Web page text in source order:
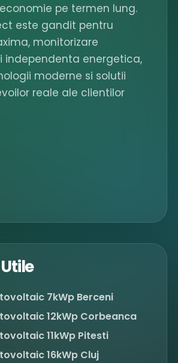
pe termen lung.
este gandit pentru
monitorizare
independenta energetica,
moderne si solutii
reale ale clientilor
7kWp Berceni
12kWp Corbeanca
11kWp Pitesti
16kWp Cluj